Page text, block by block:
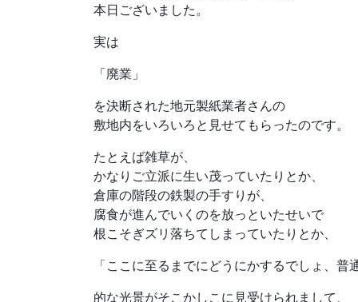
本日ございました。
実は
「廃業」
を決断された地元製紙業者さんの
敷地内をいろいろと見せてもらったのです。
たとえば雑草が、
かなりご立派に生い茂っていたりとか、
倉庫の階段の鉄製の手すりが、
腐食が進んでいくのを放っといたせいで
根こそぎズリ落ちてしまっていたりとか、
「ここに至るまでにどうにかするでしょ、普
的な光景がそこかしこに見受けられまして、